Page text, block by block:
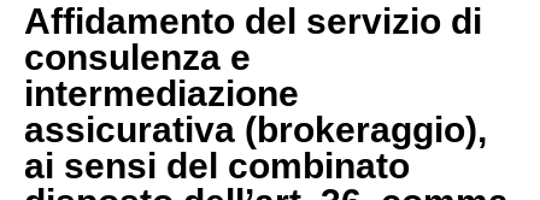
Affidamento del servizio di
consulenza e
intermediazione
assicurativa (brokeraggio),
ai sensi del combinato